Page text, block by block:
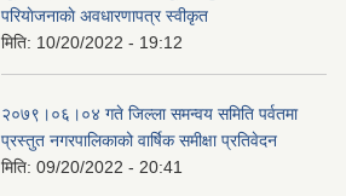
परियाेजनाकाे अवधारणापत्र स्वीकृत
मिति: 10/20/2022 - 19:12
२०७९।०६।०४ गते जिल्ला समन्वय समिति पर्वतमा
प्रस्तुत नगरपालिकाको वार्षिक समीक्षा प्रतिवेदन
मिति: 09/20/2022 - 20:41